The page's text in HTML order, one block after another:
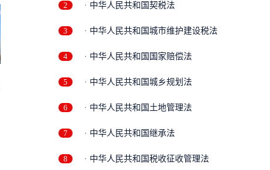
2 · 中华人民共和国契税法
3 · 中华人民共和国城市维护建设税法
4 · 中华人民共和国国家赔偿法
5 · 中华人民共和国城乡规划法
6 · 中华人民共和国土地管理法
7 · 中华人民共和国继承法
8 · 中华人民共和国税收征收管理法